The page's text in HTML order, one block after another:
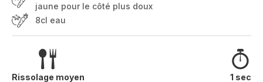
jaune pour le côté plus doux
8cl eau
Rissolage moyen 1 sec